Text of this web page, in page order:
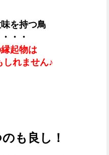
を持つ鳥
・・
起物は
しれません♪
も良し！